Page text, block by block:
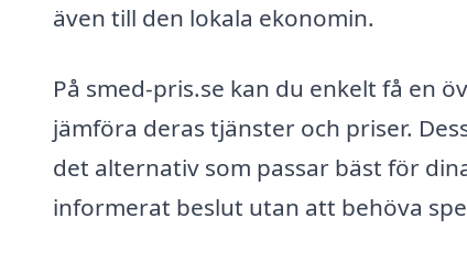
även till den lokala ekonomin.
På smed-pris.se kan du enkelt få en
jämföra deras tjänster och priser.
det alternativ som passar bäst för
informerat beslut utan att behöva